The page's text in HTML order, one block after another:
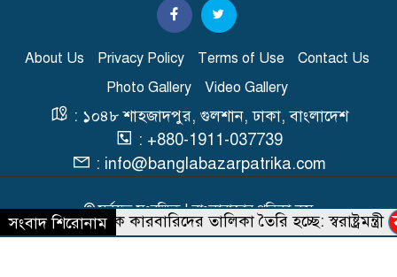
তনু হত্যা মামলায় সাবেক
সেনাসদস্য হাফিজুরকে
আত্মসমর্পণের নির্দেশ
র‍্যাব বিলুপ্ত করে আনা হচ্ছে নতুন
বাহিনী, খসড়া আইন প্রকাশ
About Us Privacy Policy Terms of Use
Contact Us
Photo Gallery
Video Gallery
: ১০৪৮ শাহজাদপুর, গুলশান, ঢাকা, বাংলাদেশ
: +880-1911-037739
: info@banglabazarpatrika.com
© সর্বস্বত্ব সংরক্ষিত | বাংলাবাজার পত্রিকা.কম
Developed & Maintained BYMacrosys
সংবাদ শিরোনাম
শীর্ষ মাদক কারবারিদের তালিকা তৈরি হচ্ছে: স্বরাষ্ট্রমন্ত্রী